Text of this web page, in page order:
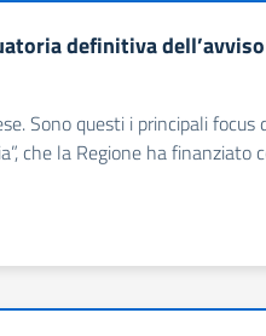
definitiva dell’avviso
Sono questi i principali
che la Regione ha finanziato